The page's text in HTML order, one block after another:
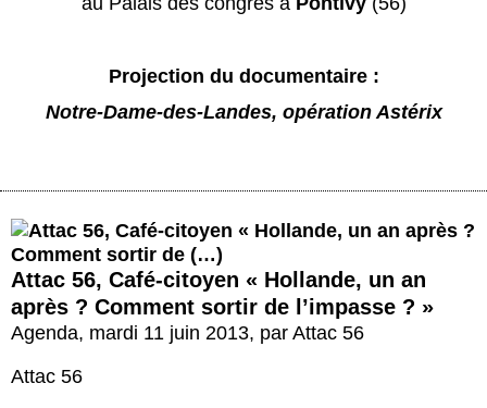
Projection du documentaire :
Notre-Dame-des-Landes, opération Astérix
Attac 56, Café-citoyen « Hollande, un an
après ? Comment sortir de l’impasse ? »
Agenda, mardi 11 juin 2013, par Attac 56
Attac 56